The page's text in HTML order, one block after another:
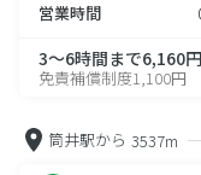
営業時間
3～6時間まで6,160円
免責補償制度1,100円
筒井駅から 3537m